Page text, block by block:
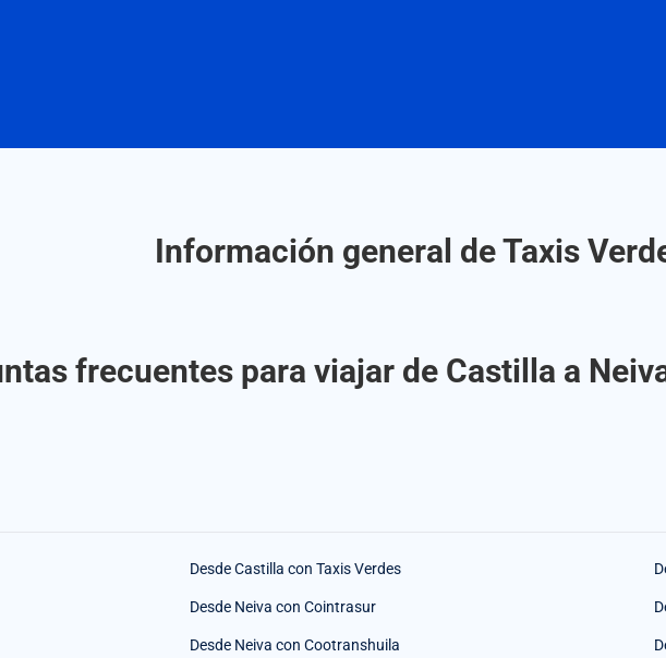
Información general de Taxis
frecuentes para viajar de Castilla a
Desde Castilla con Taxis Verdes
Desde Neiva con Cointrasur
Desde Neiva con Cootranshuila